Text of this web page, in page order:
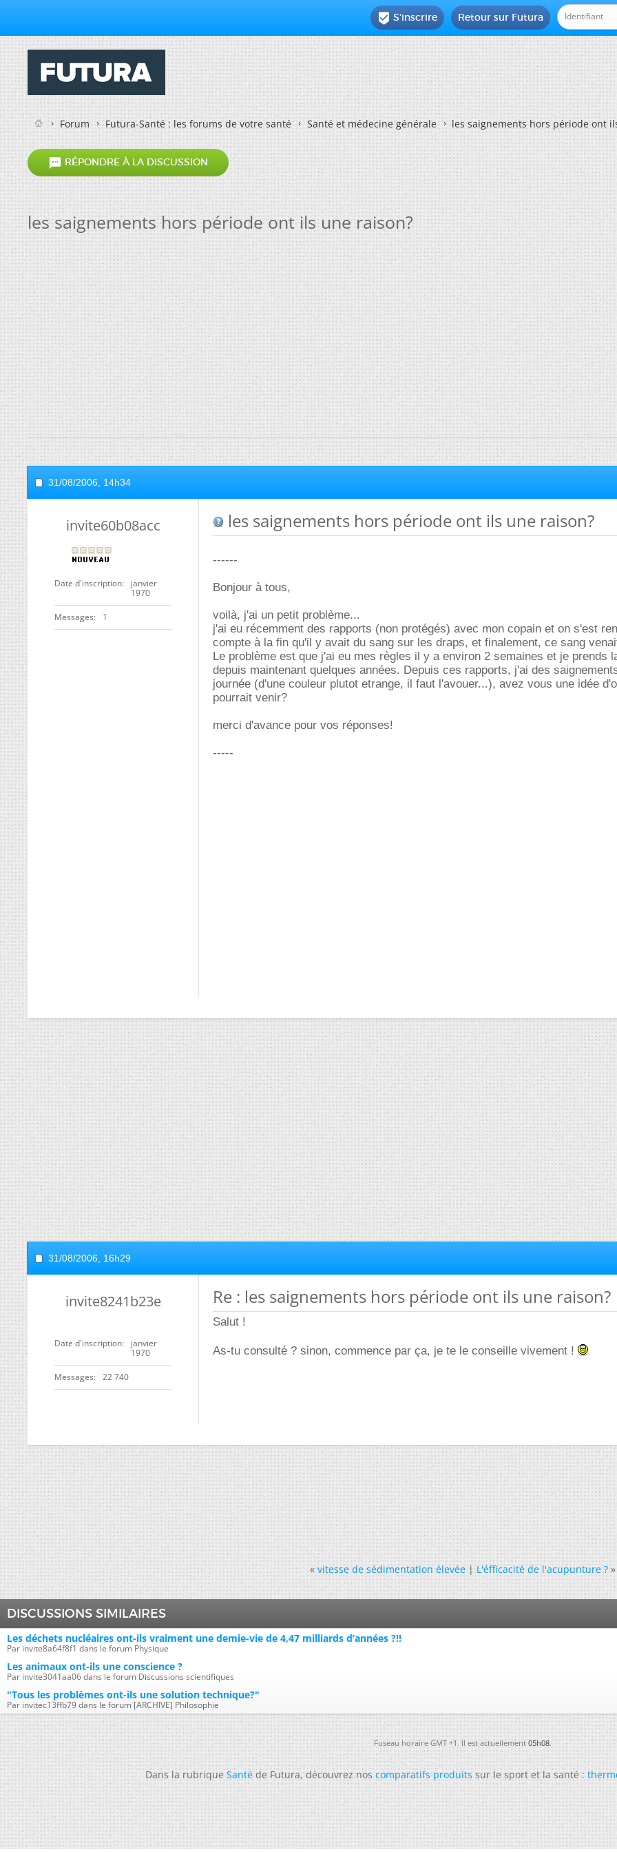
Retour sur Futura
 S'inscrire
Forum Futura-Santé : les forums de votre santé Santé et médecine générale les saignements hors période ont
 RÉPONDRE À LA DISCUSSION
les saignements hors période ont ils une raison?
31/08/2006, 14h34
invite60b08acc
Date d'inscription
janvier
1970
Messages 1
les saignements hors période ont ils une raison?
------
Bonjour à tous,
voilà, j'ai un petit problème...
j'ai eu récemment des rapports (non protégés) avec mon copain et on s'est
compte à la fin qu'il y avait du sang sur les draps, et finalement, ce sang
Le problème est que j'ai eu mes règles il y a environ 2 semaines et je prends
depuis maintenant quelques années. Depuis ces rapports, j'ai des
journée (d'une couleur plutot etrange, il faut l'avouer...), avez vous une idée
pourrait venir?
merci d'avance pour vos réponses!
-----
31/08/2006, 16h29
invite8241b23e
Date d'inscription
janvier
1970
Messages 22 740
Re : les saignements hors période ont ils une raison?
Salut !
As-tu consulté ? sinon, commence par ça, je te le conseille vivement !
« vitesse de sédimentation élevée|L'éfficacité de l'acupunture ? »
DISCUSSIONS SIMILAIRES
Les déchets nucléaires ont-ils vraiment une demie-vie de 4,47 milliards d’années ?!!
Par invite8a64f8f1 dans le forum Physique
Les animaux ont-ils une conscience ?
Par invite3041aa06 dans le forum Discussions scientifiques
"Tous les problèmes ont-ils une solution technique?"
Par invitec13ffb79 dans le forum [ARCHIVE] Philosophie
Fuseau horaire GMT +1. Il est actuellement05h08.
Dans la rubriqueSantéde Futura, découvrez noscomparatifs produitssur le sport et la santé :